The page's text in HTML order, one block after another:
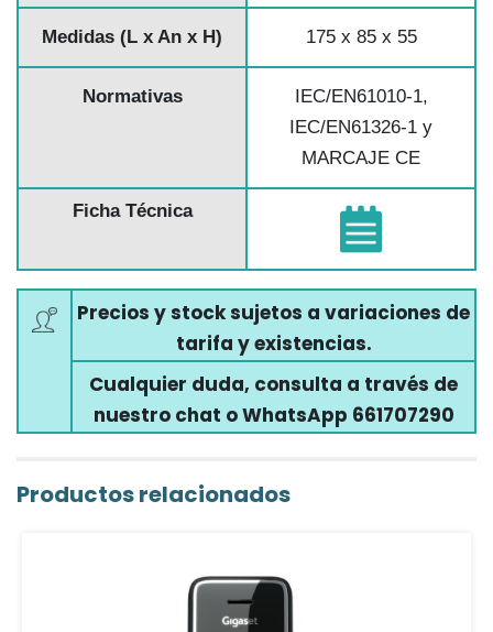
Medidas (L x An x H) 175 x 85 x 55
Normativas
IEC/EN61010-1,
IEC/EN61326-1 y
MARCAJE CE
Ficha Técnica
Precios y stock sujetos a variaciones de
tarifa y existencias.
Cualquier duda, consulta a través de
nuestro chat o WhatsApp 661707290
Productos relacionados